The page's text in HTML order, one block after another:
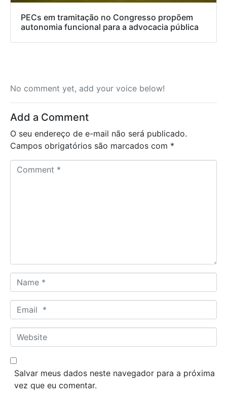
PECs em tramitação no Congresso propõem
autonomia funcional para a advocacia pública
No comment yet, add your voice below!
Add a Comment
O seu endereço de e-mail não será publicado.
Campos obrigatórios são marcados com *
a
m
*
m
a
*
W
e
b
Salvar meus dados neste navegador para a próxima
vez que eu comentar.